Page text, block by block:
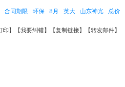
合同期限 环保 8月 英大 山东神光 总价
印 】【我要纠错】【复制链接】【转发邮件】